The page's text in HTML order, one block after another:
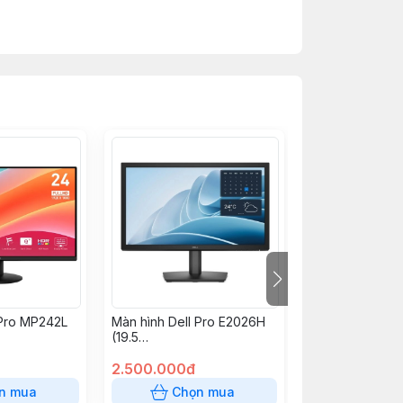
MP242L
mua
Màn hình Dell Pro E2026H
(19.5
2.500.000đ
Chọn mua